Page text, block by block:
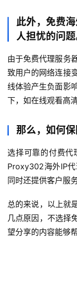
此外，免费
人担忧的问题
由于免费代理服务
致用户的网络连接
线体验产生负面影
下，如在线观看高
那么，如何保
选择可靠的付费代
Proxy302海外IP代
同时还提供客户服
总的来说，以上就
几点原因，不选择
望分享的内容能够